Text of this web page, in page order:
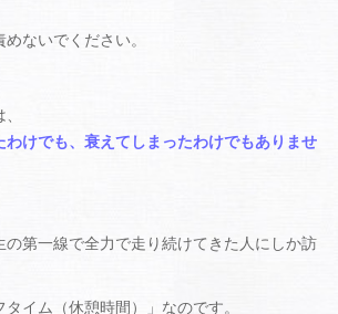
ないでください。
わけでも、衰えてしまったわけでもありませ
の第一線で全力で走り続けてきた人にしか訪
イム（休憩時間）」なのです。